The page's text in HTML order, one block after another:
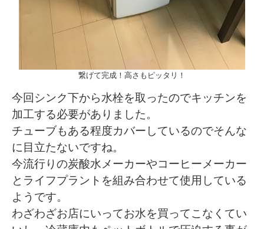
繋げて完成！高さもピッタリ！
今回シンク下から水栓を取ったのでキッチンを
加工する必要がありました。
チューブもある程度カバーしているのでそんな
に目立たないですね。
今流行りの炭酸水メーカーやコーヒーメーカー
とライフプラントを組み合わせて使用している
ようです。
わざわざお店にいってお水を買ってこなくてい